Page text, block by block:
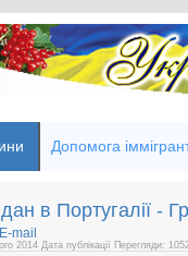
Допомога
в Португалії -
E-mail
2014 Дата публікації Перегляди: